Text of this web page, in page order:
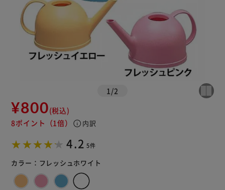
1 /2
¥800(税込)
8ポイント （1倍） info 内訳
4.2 5件
カラー： フレッシュホワイト